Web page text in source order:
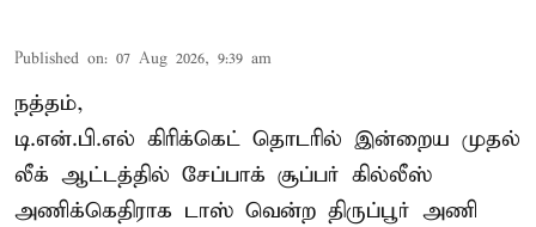
Published on: 07 Aug 2026, 9:39 am
நத்தம்,
டி.என்.பி.எல் கிரிக்கெட் தொடரில் இன்றைய முதல்
லீக் ஆட்டத்தில் சேப்பாக் சூப்பர் கில்லீஸ்
அணிக்கெதிராக டாஸ் வென்ற திருப்பூர் அணி